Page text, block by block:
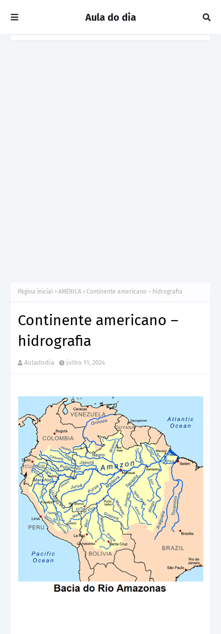
Aula do dia
Página inicial AMÉRICA Continente americano – hidrografia
Continente americano –
hidrografia
Auladodia julho 11, 2024